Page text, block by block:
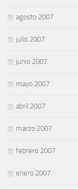
agosto 2007
julio 2007
junio 2007
mayo 2007
abril 2007
marzo 2007
febrero 2007
enero 2007